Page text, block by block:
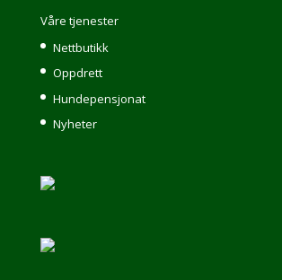
Våre tjenester
Nettbutikk
Oppdrett
Hundepensjonat
Nyheter